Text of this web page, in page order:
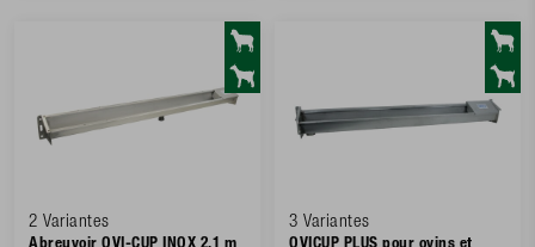
2 Variantes 3 Variantes